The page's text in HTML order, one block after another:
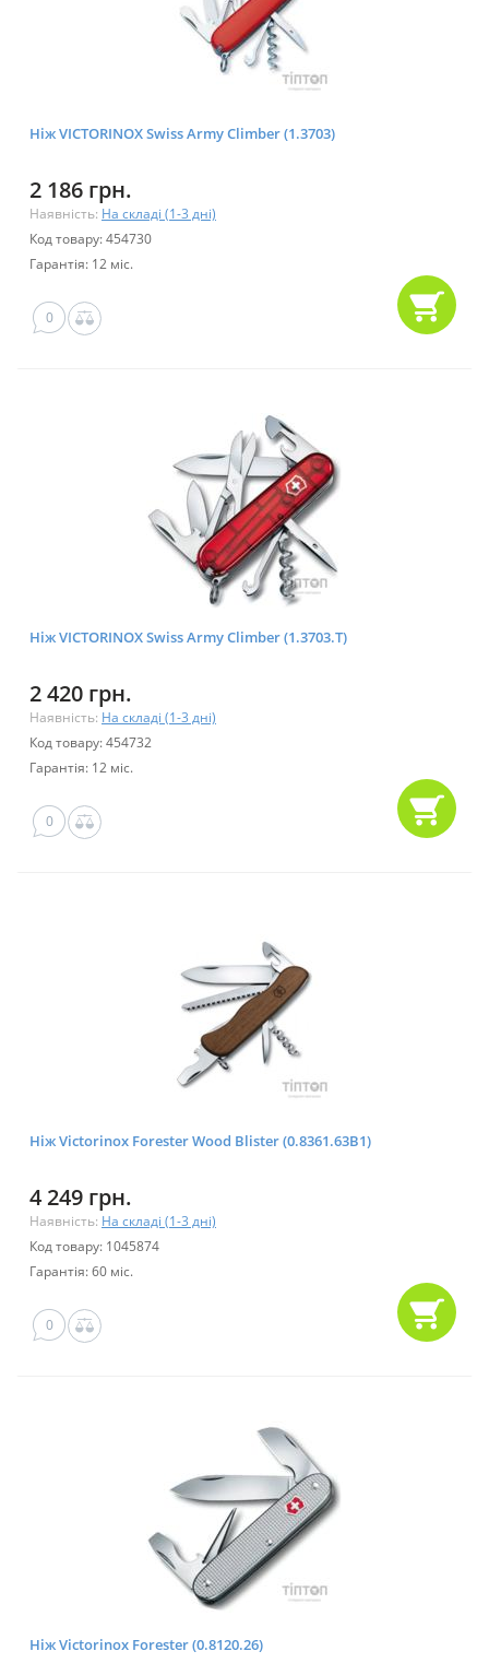
Ніж VICTORINOX Swiss Army Climber (1.3703)
2 186 грн.
Наявність: На складі (1-3 дні)
Код товару: 454730
Гарантія: 12 міс.
0
Ніж VICTORINOX Swiss Army Climber (1.3703.T)
2 420 грн.
Наявність: На складі (1-3 дні)
Код товару: 454732
Гарантія: 12 міс.
0
Ніж Victorinox Forester Wood Blister (0.8361.63B1)
4 249 грн.
Наявність: На складі (1-3 дні)
Код товару: 1045874
Гарантія: 60 міс.
0
Ніж Victorinox Forester (0.8120.26)